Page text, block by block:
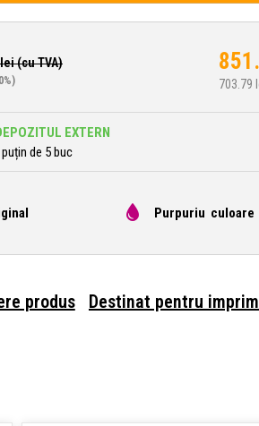
(cu TVA)
703.79
EXTERN
de 5 buc
Purpuriu culoare
produs Destinat pentru